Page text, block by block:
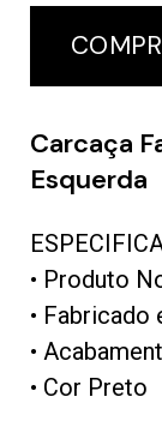
Carcaça
Esquerda
• Produto
•
•
• Cor Preto